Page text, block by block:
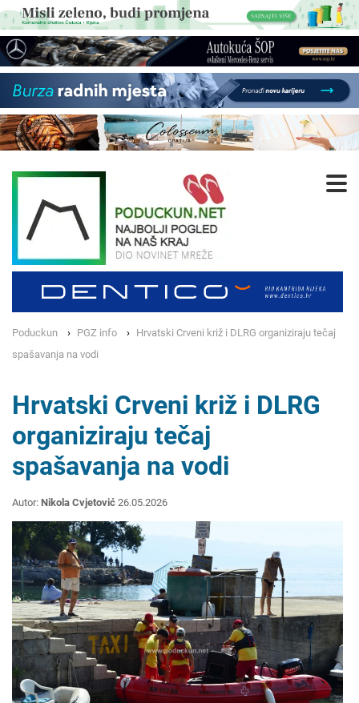
Poduckun PGZ info
Hrvatski Crveni križ i DLRG organiziraju tečaj
spašavanja na vodi
Hrvatski Crveni križ i DLRG
organiziraju tečaj
spašavanja na vodi
Autor: Nikola Cvjetović 26.05.2026